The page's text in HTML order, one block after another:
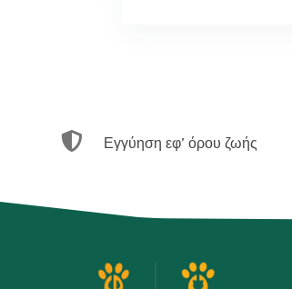
 Εγγύηση εφ’ όρου ζωής